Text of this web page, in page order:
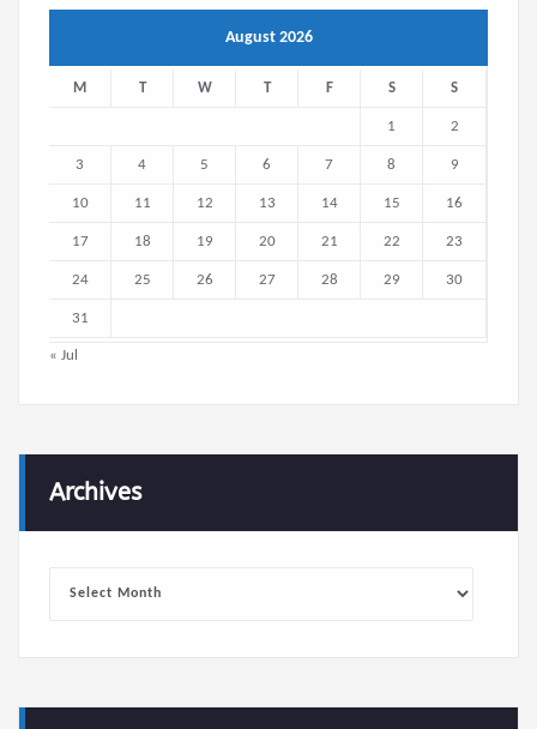
August 2026
M T W T F S S
1 2
3 4 5 6 7 8 9
10 11 12 13 14 15 16
17 18 19 20 21 22 23
24 25 26 27 28 29 30
31
« Jul
Archives